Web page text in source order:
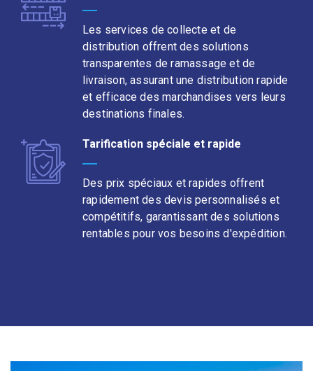
Les services de collecte et de
distribution offrent des solutions
transparentes de ramassage et de
livraison, assurant une distribution rapide
et efficace des marchandises vers leurs
destinations finales.
Tarification spéciale et rapide
Des prix spéciaux et rapides offrent
rapidement des devis personnalisés et
compétitifs, garantissant des solutions
rentables pour vos besoins d'expédition.